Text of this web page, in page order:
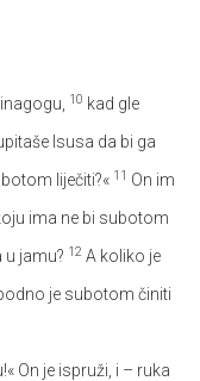
10 kad gle
Isusa da bi ga
liječiti?« 11 On im
ima ne bi subotom
u jamu? 12 A koliko je
je subotom činiti
On je ispruži, i – ruka